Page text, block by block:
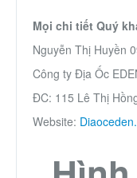
Mọi chi tiết Quý
Nguyễn Thị Huyền
Công ty Địa Ốc
ĐC: 115 Lê Thị
Website: